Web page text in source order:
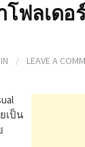
โฟลเดอ
/ LEAVE A
เป็น